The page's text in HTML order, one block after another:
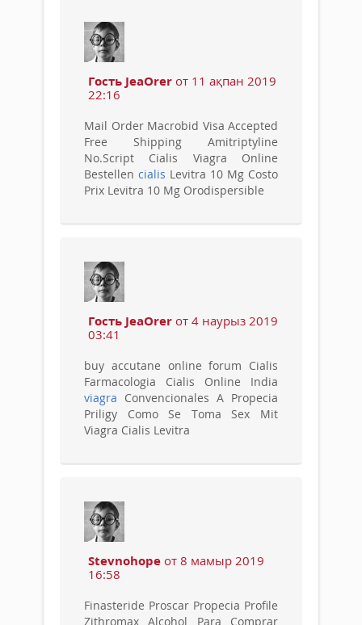
Гость JeaOrer от 11 ақпан 2019
22:16
Mail Order Macrobid Visa Accepted
Free Shipping Amitriptyline
No.Script Cialis Viagra Online
Bestellen cialis Levitra 10 Mg Costo
Prix Levitra 10 Mg Orodispersible
Гость JeaOrer от 4 наурыз 2019
03:41
buy accutane online forum Cialis
Farmacologia Cialis Online India
viagra Convencionales A Propecia
Priligy Como Se Toma Sex Mit
Viagra Cialis Levitra
Stevnohope от 8 мамыр 2019
16:58
Finasteride Proscar Propecia Profile
Zithromax Alcohol Para Comprar